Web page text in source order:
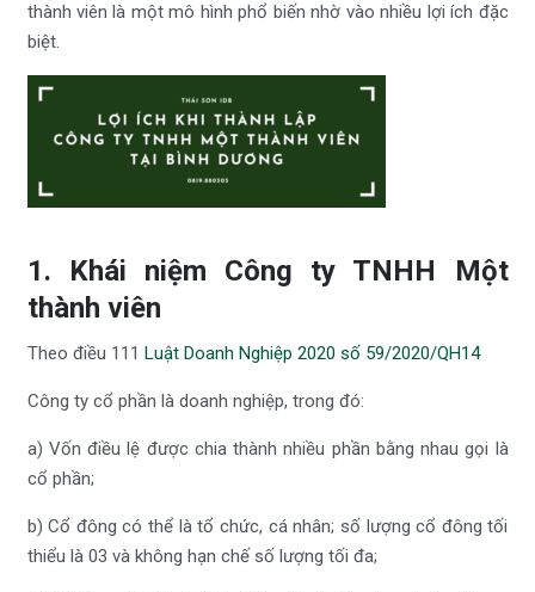
thành viên là một mô hình phổ biến nhờ vào nhiều lợi ích đặc
biệt.
1. Khái niệm Công ty TNHH Một
thành viên
Theo điều 111 Luật Doanh Nghiệp 2020 số 59/2020/QH14
Công ty cổ phần là doanh nghiệp, trong đó:
a) Vốn điều lệ được chia thành nhiều phần bằng nhau gọi là
cổ phần;
b) Cổ đông có thể là tổ chức, cá nhân; số lượng cổ đông tối
thiểu là 03 và không hạn chế số lượng tối đa;